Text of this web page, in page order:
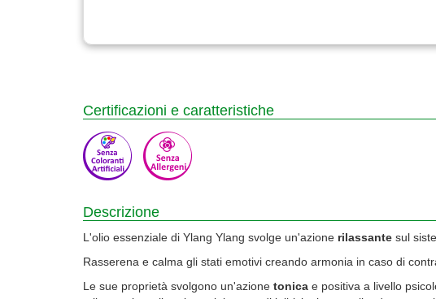
Certificazioni e caratteristiche
Descrizione
L'olio essenziale di Ylang Ylang svolge un'azione rilassante sul
Rasserena e calma gli stati emotivi creando armonia in caso di
Le sue proprietà svolgono un'azione tonica e positiva a livello